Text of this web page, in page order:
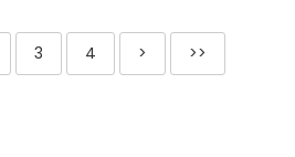
3 4 > >>